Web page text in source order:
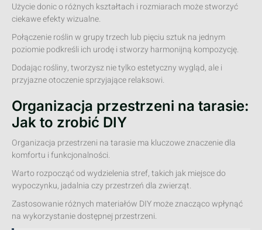
Użycie donic o różnych kształtach i rozmiarach może stworzyć
ciekawe efekty wizualne.
Połączenie roślin w grupy trzech lub pięciu sztuk na jednym
poziomie podkreśli ich urodę i stworzy harmonijną kompozycję.
Dodając rośliny, tworzysz nie tylko estetyczny wygląd, ale i
przyjazne otoczenie sprzyjające relaksowi.
Organizacja przestrzeni na tarasie:
Jak to zrobić DIY
Organizacja przestrzeni na tarasie ma kluczowe znaczenie dla
komfortu i funkcjonalności.
Warto rozpocząć od wydzielenia stref, takich jak miejsce do
wypoczynku, jadalnia czy przestrzeń dla zwierząt.
Zastosowanie różnych materiałów DIY może znacząco wpłynąć
na wykorzystanie dostępnej przestrzeni.